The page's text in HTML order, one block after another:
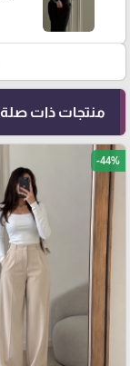
منتجات ذات صلة
-44%